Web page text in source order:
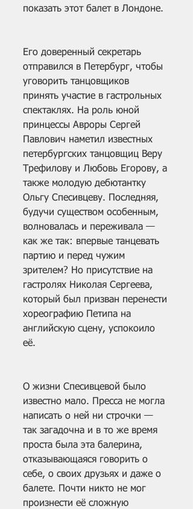
показать этот балет в Лондоне.
Его доверенный секретарь
отправился в Петербург, чтобы
уговорить танцовщиков
принять участие в гастрольных
спектаклях. На роль юной
принцессы Авроры Сергей
Павлович наметил известных
петербургских танцовщиц Веру
Трефилову и Любовь Егорову, а
также молодую дебютантку
Ольгу Спесивцеву. Последняя,
будучи существом особенным,
волновалась и переживала —
как же так: впервые танцевать
партию и перед чужим
зрителем? Но присутствие на
гастролях Николая Сергеева,
который был призван перенести
хореографию Петипа на
английскую сцену, успокоило
её.
О жизни Спесивцевой было
известно мало. Пресса не могла
написать о ней ни строчки —
так загадочна и в то же время
проста была эта балерина,
отказывающаяся говорить о
себе, о своих друзьях и даже о
балете. Почти никто не мог
произнести её сложную